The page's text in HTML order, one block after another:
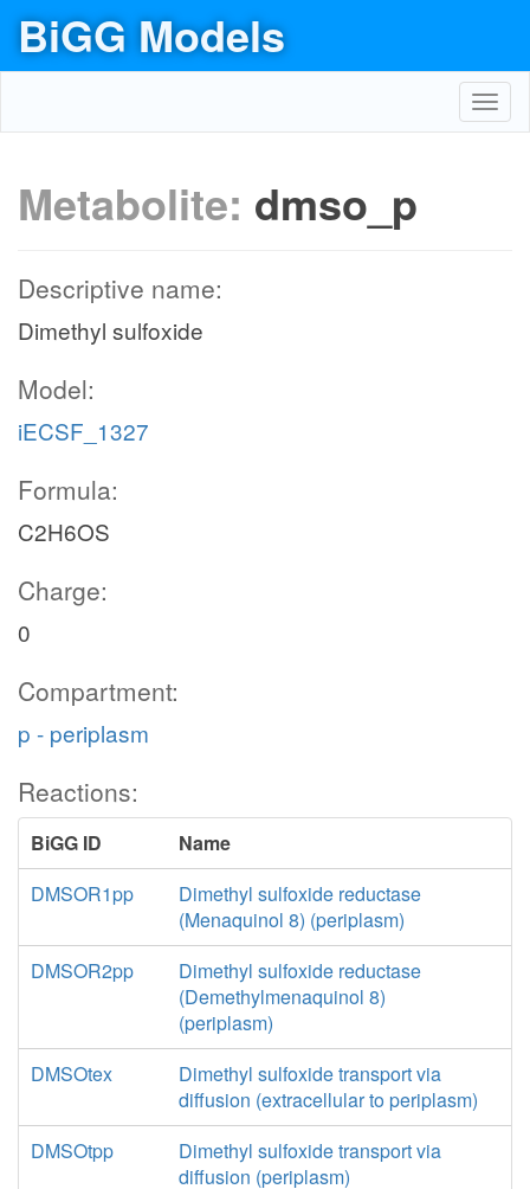
BiGG Models
Metabolite: dmso_p
Descriptive name:
Dimethyl sulfoxide
Model:
iECSF_1327
Formula:
C2H6OS
Charge:
0
Compartment:
p - periplasm
Reactions:
BiGG ID
Name
DMSOR1pp
Dimethyl sulfoxide reductase
(Menaquinol 8) (periplasm)
DMSOR2pp
Dimethyl sulfoxide reductase
(Demethylmenaquinol 8)
(periplasm)
DMSOtex
Dimethyl sulfoxide transport via
diffusion (extracellular to periplasm)
DMSOtpp
Dimethyl sulfoxide transport via
diffusion (periplasm)